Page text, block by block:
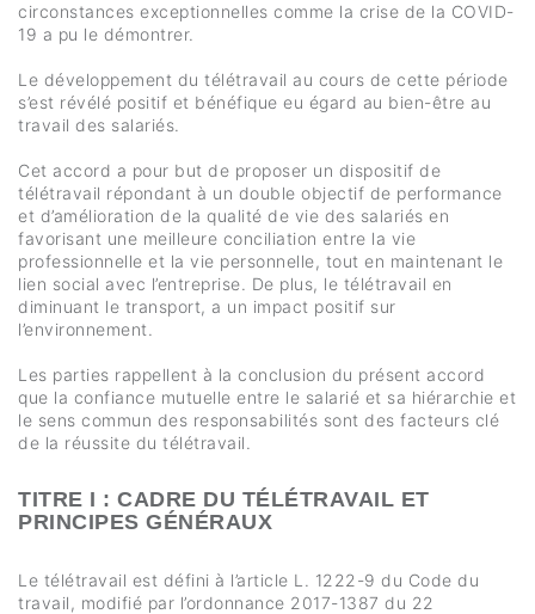
circonstances exceptionnelles comme la crise de la COVID-
19 a pu le démontrer.
Le développement du télétravail au cours de cette période
s’est révélé positif et bénéfique eu égard au bien-être au
travail des salariés.
Cet accord a pour but de proposer un dispositif de
télétravail répondant à un double objectif de performance
et d’amélioration de la qualité de vie des salariés en
favorisant une meilleure conciliation entre la vie
professionnelle et la vie personnelle, tout en maintenant le
lien social avec l’entreprise. De plus, le télétravail en
diminuant le transport, a un impact positif sur
l’environnement.
Les parties rappellent à la conclusion du présent accord
que la confiance mutuelle entre le salarié et sa hiérarchie et
le sens commun des responsabilités sont des facteurs clé
de la réussite du télétravail.
TITRE I : CADRE DU TÉLÉTRAVAIL ET
PRINCIPES GÉNÉRAUX
Le télétravail est défini à l’article L. 1222-9 du Code du
travail, modifié par l’ordonnance 2017-1387 du 22